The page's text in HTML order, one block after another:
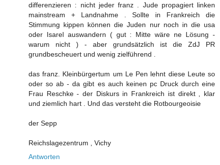
differenzieren : nicht jeder franz . Jude propagiert linken
mainstream + Landnahme . Sollte in Frankreich die
Stimmung kippen können die Juden nur noch in die usa
oder Isarel auswandern ( gut : Mitte wäre ne Lösung -
warum nicht ) - aber grundsätzlich ist die ZdJ PR
grundbescheuert und wenig zielführend .
das franz. Kleinbürgertum um Le Pen lehnt diese Leute so
oder so ab - da gibt es auch keinen pc Druck durch eine
Frau Reschke - der Diskurs in Frankreich ist direkt , klar
und ziemlich hart . Und das versteht die Rotbourgeoisie
der Sepp
Reichslagezentrum , Vichy
Antworten